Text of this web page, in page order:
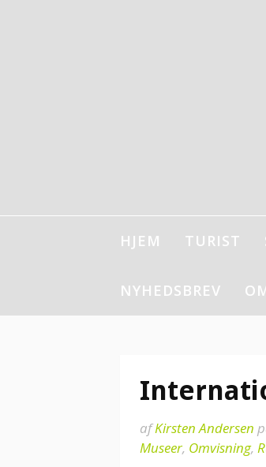
HJEM TURIST
NYHEDSBREV
afKirsten Andersen
Museer, Omvisning,